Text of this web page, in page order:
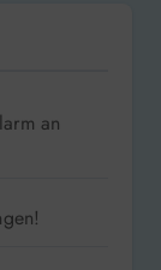
an